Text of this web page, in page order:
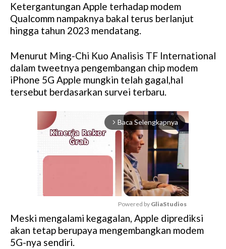
Ketergantungan Apple terhadap modem
Qualcomm nampaknya bakal terus berlanjut
hingga tahun 2023 mendatang.
Menurut Ming-Chi Kuo Analisis TF International
dalam tweetnya pengembangan chip modem
iPhone 5G Apple mungkin telah gagal,hal
tersebut berdasarkan survei terbaru.
arrow_forward_ios Baca Selengkapnya
M
u
Powered by GliaStudios
Meski mengalami kegagalan, Apple diprediksi
akan tetap berupaya mengembangkan modem
5G-nya sendiri.